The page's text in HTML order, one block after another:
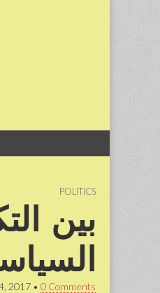
menu
POLITICS
بين
2017 • 0 Comments